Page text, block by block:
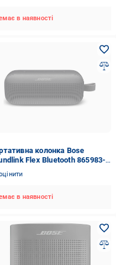
в наявності
колонка Bose
Flex Bluetooth 865983-
Black
в наявності